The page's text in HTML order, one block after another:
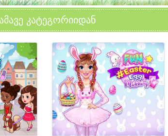
კატეგორიიდან